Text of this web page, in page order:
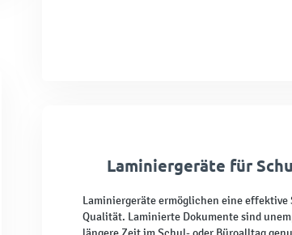
Laminiergeräte für
Laminiergeräte ermöglichen eine
Qualität. Laminierte Dokumente sind